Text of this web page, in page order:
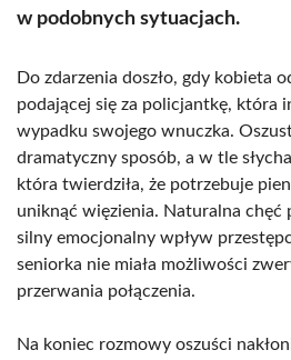
w podobnych sytuacjach.
Do zdarzenia doszło, gdy kobieta
podającej się za policjantkę, która
wypadku swojego wnuczka.
dramatyczny sposób, a w tle
która twierdziła, że potrzebuje
uniknąć więzienia. Naturalna chęć
silny emocjonalny wpływ
seniorka nie miała możliwości
przerwania połączenia.
Na koniec rozmowy oszuści